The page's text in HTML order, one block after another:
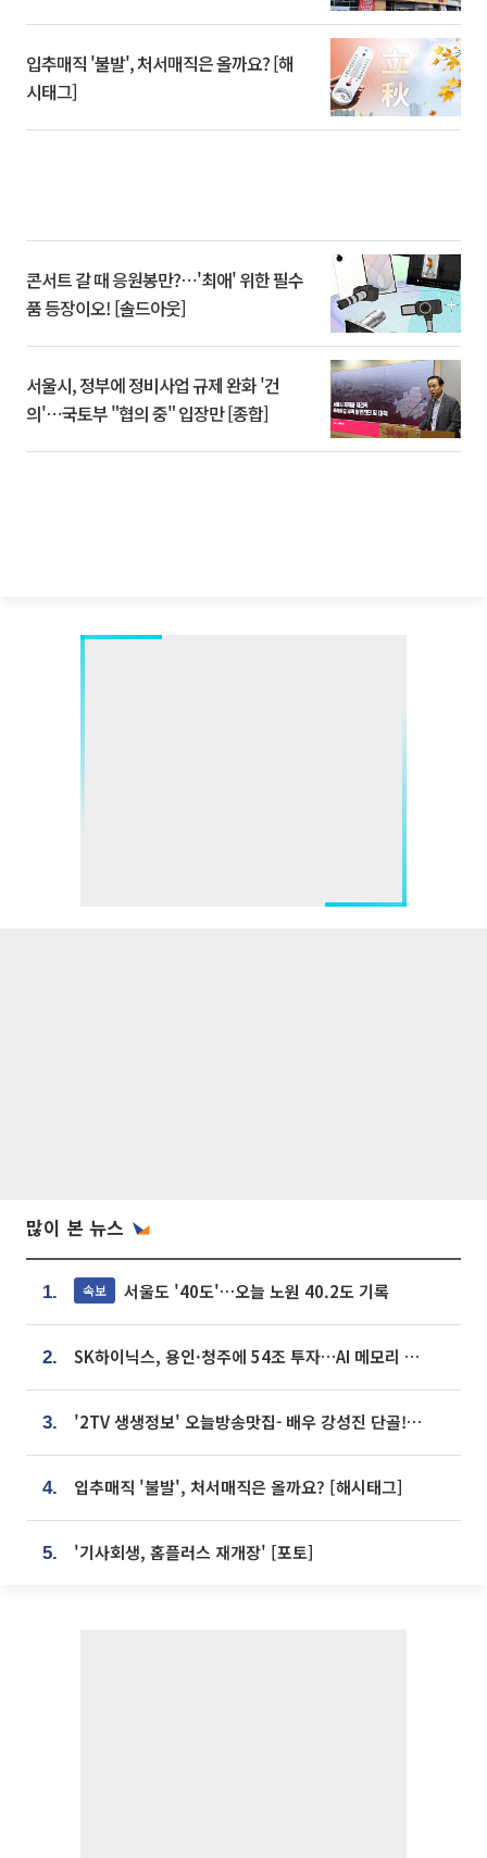
입추매직 '불발', 처서매직은 올까요? [해
시태그]
콘서트 갈 때 응원봉만?⋯'최애' 위한 필수
품 등장이오! [솔드아웃]
서울시, 정부에 정비사업 규제 완화 '건
의'⋯국토부 "협의 중" 입장만 [종합]
많이 본 뉴스
1. 속보 서울도 '40도'…오늘 노원 40.2도 기록
2. SK하이닉스, 용인·청주에 54조 투자…AI 메모리 생산기지 키운다
3. '2TV 생생정보' 오늘방송맛집- 배우 강성진 단골! 쌀국수ㆍ푸팟퐁 커리 맛집 '블○○○'
4. 입추매직 '불발', 처서매직은 올까요? [해시태그]
5. '기사회생, 홈플러스 재개장' [포토]